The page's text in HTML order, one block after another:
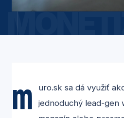
m
uro.sk sa dá využiť
jednoduchý lead-gen